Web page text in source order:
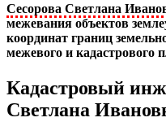
Сесорова Светлана
межевания объектов
координат границ
межевого и кадастрового
Кадастровый
Светлана